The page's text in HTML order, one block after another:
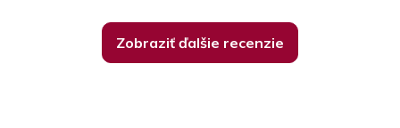
Zobraziť ďalšie recenzie